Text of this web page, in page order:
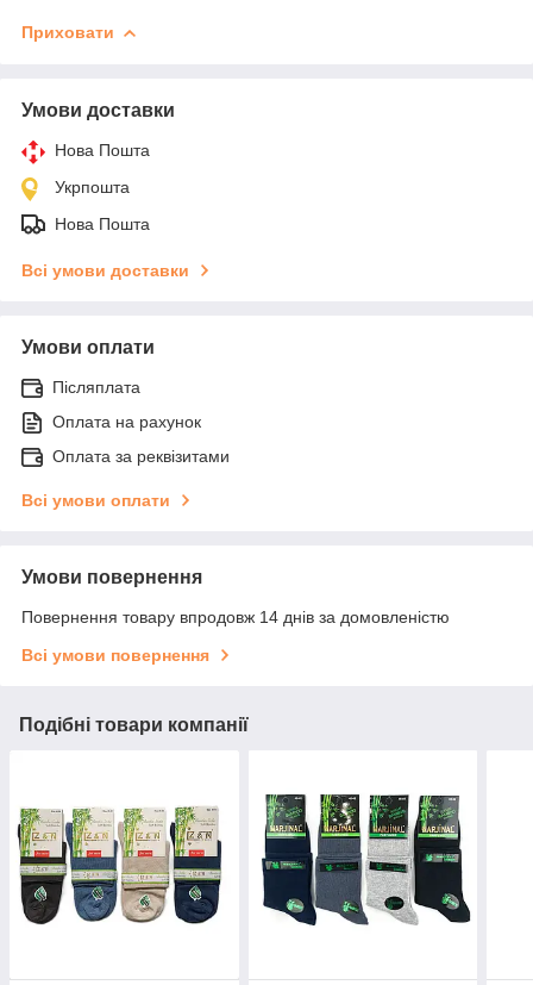
Приховати
Умови доставки
Нова Пошта
Укрпошта
Нова Пошта
Всі умови доставки
Умови оплати
Післяплата
Оплата на рахунок
Оплата за реквізитами
Всі умови оплати
Умови повернення
Повернення товару впродовж 14 днів за домовленістю
Всі умови повернення
Подібні товари компанії